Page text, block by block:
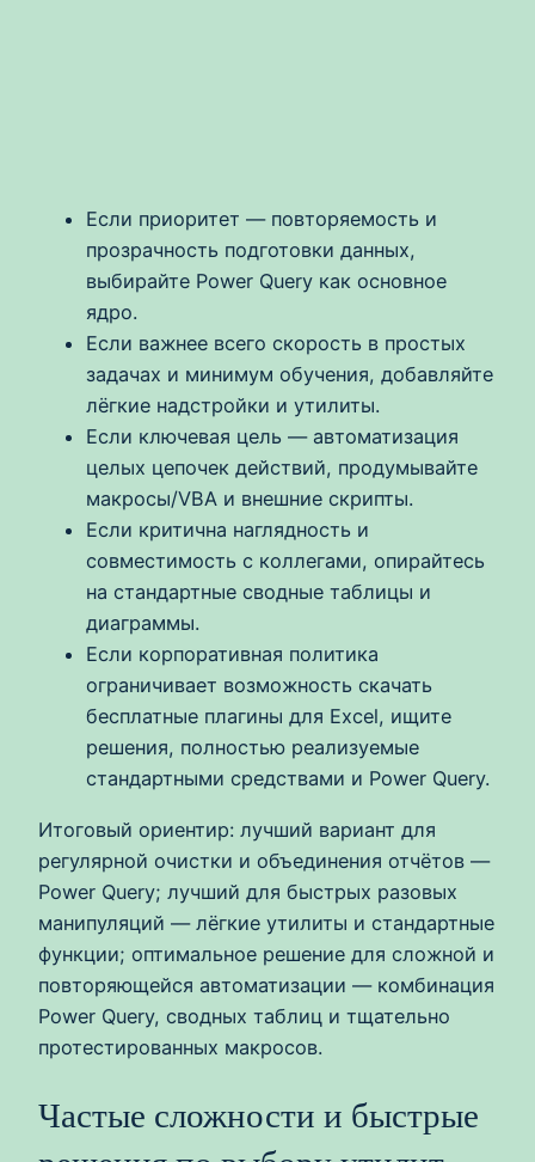
Если приоритет — повторяемость и
прозрачность подготовки данных,
выбирайте Power Query как основное
ядро.
Если важнее всего скорость в простых
задачах и минимум обучения, добавляйте
лёгкие надстройки и утилиты.
Если ключевая цель — автоматизация
целых цепочек действий, продумывайте
макросы/VBA и внешние скрипты.
Если критична наглядность и
совместимость с коллегами, опирайтесь
на стандартные сводные таблицы и
диаграммы.
Если корпоративная политика
ограничивает возможность скачать
бесплатные плагины для Excel, ищите
решения, полностью реализуемые
стандартными средствами и Power Query.
Итоговый ориентир: лучший вариант для
регулярной очистки и объединения отчётов —
Power Query; лучший для быстрых разовых
манипуляций — лёгкие утилиты и стандартные
функции; оптимальное решение для сложной и
повторяющейся автоматизации — комбинация
Power Query, сводных таблиц и тщательно
протестированных макросов.
Частые сложности и быстрые